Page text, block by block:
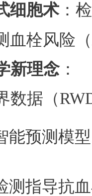
细胞术：
血栓风险
新理念：
数据（
能预测模
测指导抗